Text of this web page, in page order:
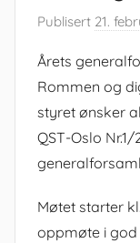
Publisert 21.
Årets
Rommen og
styret ønsker
QST-Oslo
Møtet starter
oppmøte i god